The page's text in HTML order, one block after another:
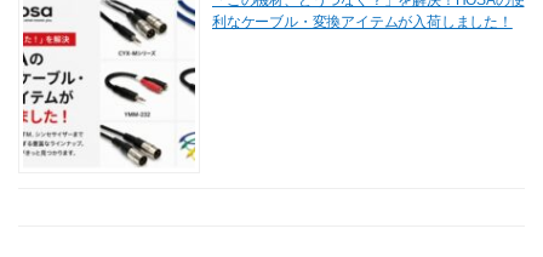
利なケーブル・変換アイテムが入荷しました！